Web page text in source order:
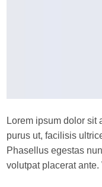
Lorem ipsum dolor sit
purus ut, facilisis
Phasellus egestas
volutpat placerat